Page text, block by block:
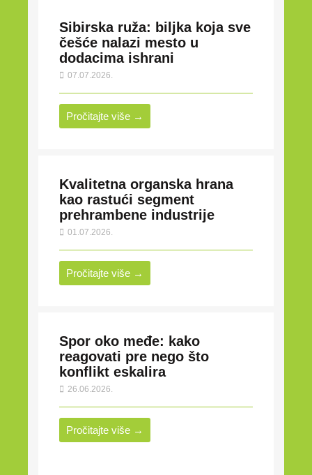
Sibirska ruža: biljka koja sve
češće nalazi mesto u
dodacima ishrani
07.07.2026.
Pročitajte više →
Kvalitetna organska hrana
kao rastući segment
prehrambene industrije
01.07.2026.
Pročitajte više →
Spor oko međe: kako
reagovati pre nego što
konflikt eskalira
26.06.2026.
Pročitajte više →